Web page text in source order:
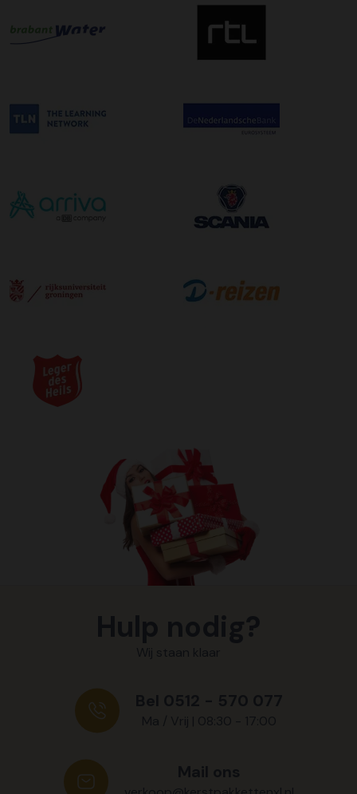
uur in de ochtend wordt bezorgd. Als u hier gebruik van
wilt maken kunt u dit aanvinken bij het plaatsen van uw
bestelling. De kosten hiervoor bedragen €75,00 per